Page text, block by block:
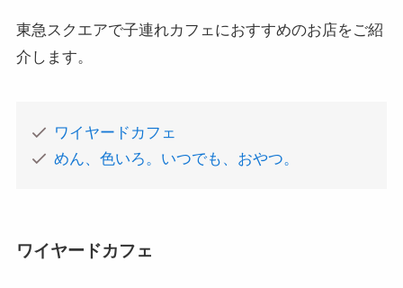
東急スクエアで子連れカフェにおすすめのお店をご紹
介します。
ワイヤードカフェ
めん、色いろ。いつでも、おやつ。
ワイヤードカフェ